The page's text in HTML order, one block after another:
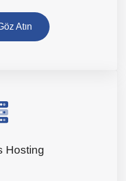
Atın
Hosting